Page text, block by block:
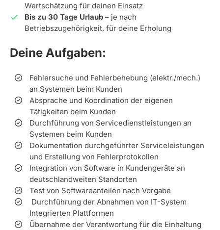
Wertschätzung für deinen Einsatz
Bis zu 30 Tage Urlaub – je nach
Betriebszugehörigkeit, für deine Erholung
Deine Aufgaben:
Fehlersuche und Fehlerbehebung (elektr./mech.)
an Systemen beim Kunden
Absprache und Koordination der eigenen
Tätigkeiten beim Kunden
Durchführung von Servicedienstleistungen an
Systemen beim Kunden
Dokumentation durchgeführter Serviceleistungen
und Erstellung von Fehlerprotokollen
Integration von Software in Kundengeräte an
deutschlandweiten Standorten
Test von Softwareanteilen nach Vorgabe
Durchführung der Abnahmen von IT-System
Integrierten Plattformen
Übernahme der Verantwortung für die Einhaltung